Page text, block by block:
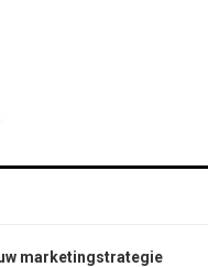
marketingstrategie